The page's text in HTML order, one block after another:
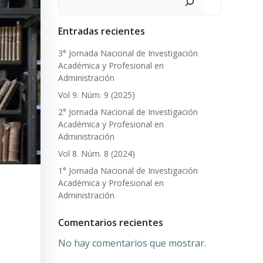
Entradas recientes
3° Jornada Nacional de Investigación
Académica y Profesional en
Administración
Vol 9. Núm. 9 (2025)
2° Jornada Nacional de Investigación
Académica y Profesional en
Administración
Vol 8. Núm. 8 (2024)
1° Jornada Nacional de Investigación
Académica y Profesional en
Administración
Comentarios recientes
No hay comentarios que mostrar.